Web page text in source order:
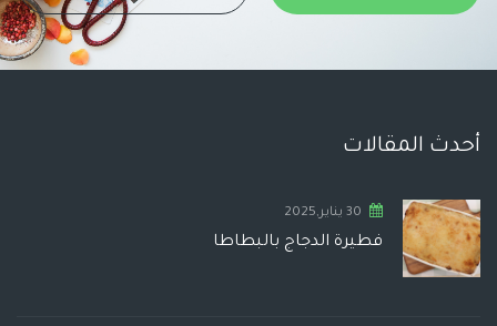
أحدث المقالات
30 يناير,2025
فطيرة الدجاج بالبطاطا